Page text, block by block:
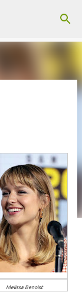
Melissa Benoist